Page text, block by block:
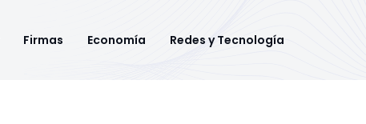
Firmas Economía Redes y Tecnología